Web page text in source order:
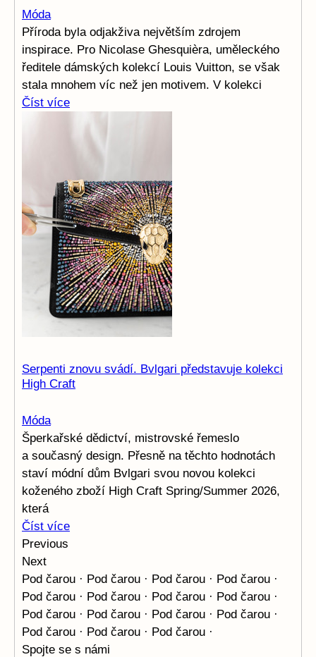
Móda
Příroda byla odjakživa největším zdrojem
inspirace. Pro Nicolase Ghesquièra, uměleckého
ředitele dámských kolekcí Louis Vuitton, se však
stala mnohem víc než jen motivem. V kolekci
Číst více
Serpenti znovu svádí. Bvlgari představuje kolekci
High Craft
Móda
Šperkařské dědictví, mistrovské řemeslo
a současný design. Přesně na těchto hodnotách
staví módní dům Bvlgari svou novou kolekci
koženého zboží High Craft Spring/Summer 2026,
která
Číst více
Previous
Next
Pod čarou · Pod čarou · Pod čarou · Pod čarou ·
Pod čarou · Pod čarou · Pod čarou · Pod čarou ·
Pod čarou · Pod čarou · Pod čarou · Pod čarou ·
Pod čarou · Pod čarou · Pod čarou ·
Spojte se s námi